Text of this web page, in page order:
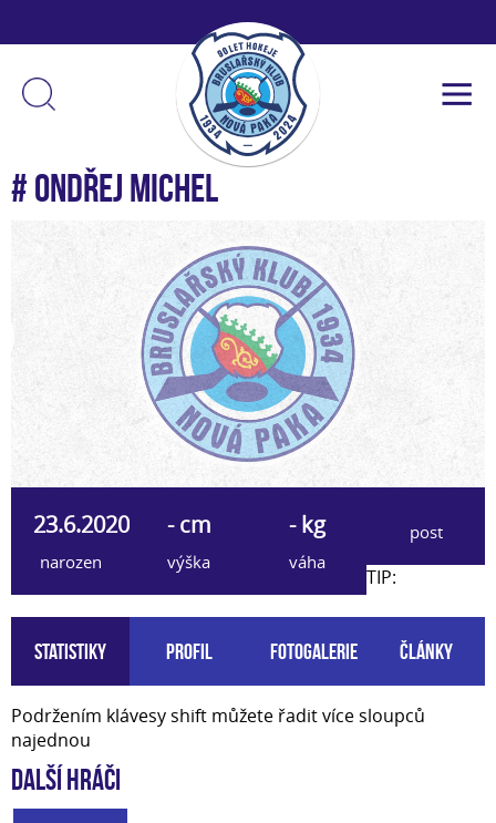
# Ondřej Michel
23.6.2020
narozen
- cm
výška
- kg
váha
post
Statistiky Profil Fotogalerie Články
TIP:
Podržením klávesy shift můžete řadit více sloupců
najednou
Další hráči